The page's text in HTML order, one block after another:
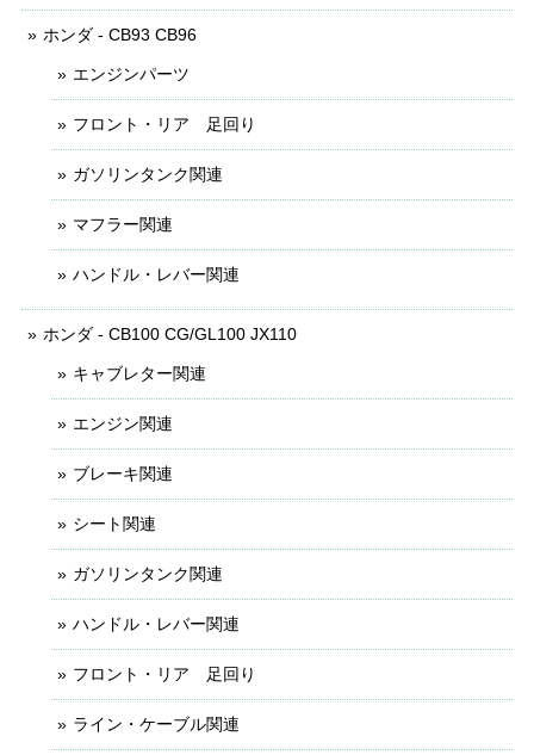
ホンダ - CB93 CB96
エンジンパーツ
フロント・リア 足回り
ガソリンタンク関連
マフラー関連
ハンドル・レバー関連
ホンダ - CB100 CG/GL100 JX110
キャブレター関連
エンジン関連
ブレーキ関連
シート関連
ガソリンタンク関連
ハンドル・レバー関連
フロント・リア 足回り
ライン・ケーブル関連